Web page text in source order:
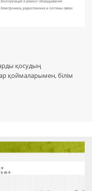
қосудың
қоймаларымен, білім